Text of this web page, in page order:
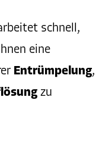
schnell,
eine
Entrümpelung,
zu